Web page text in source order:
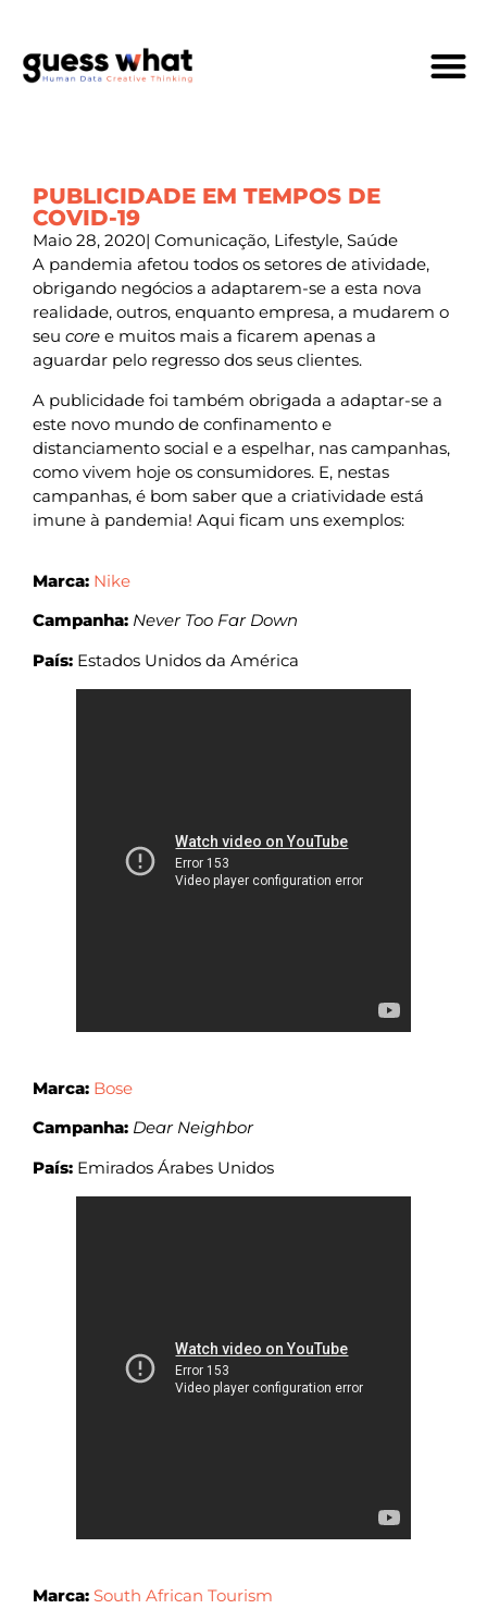
PUBLICIDADE EM TEMPOS DE
COVID-19
Maio 28, 2020| Comunicação, Lifestyle, Saúde
A pandemia afetou todos os setores de atividade,
obrigando negócios a adaptarem-se a esta nova
realidade, outros, enquanto empresa, a mudarem o
seu core e muitos mais a ficarem apenas a
aguardar pelo regresso dos seus clientes.
A publicidade foi também obrigada a adaptar-se a
este novo mundo de confinamento e
distanciamento social e a espelhar, nas campanhas,
como vivem hoje os consumidores. E, nestas
campanhas, é bom saber que a criatividade está
imune à pandemia! Aqui ficam uns exemplos:
Marca: Nike
Campanha: Never Too Far Down
País: Estados Unidos da América
Marca: Bose
Campanha: Dear Neighbor
País: Emirados Árabes Unidos
Marca: South African Tourism